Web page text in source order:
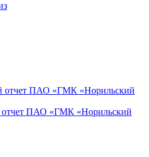
отчет ПАО «ГМК «Норильский
отчет ПАО «ГМК «Норильский